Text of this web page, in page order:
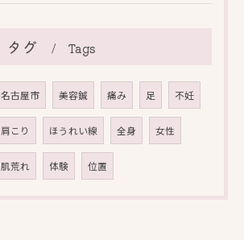
タグ Tags
名古屋市 美容鍼 痛み 足 不妊
肩こり ほうれい線 全身 女性
肌荒れ 体験 位置